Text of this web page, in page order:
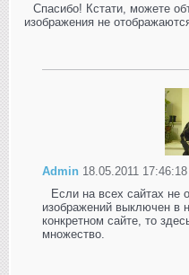
Спасибо! Кстати, можете
изображения не
Admin 18.05.2011 17:46:18
Если на всех сайтах не
изображений выключен в
конкретном сайте, то
множество.